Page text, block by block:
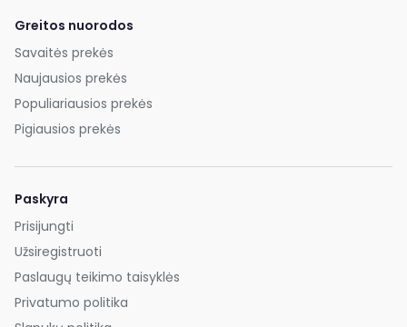
Greitos nuorodos
Savaitės prekės
Naujausios prekės
Populiariausios prekės
Pigiausios prekės
Paskyra
Prisijungti
Užsiregistruoti
Paslaugų teikimo taisyklės
Privatumo politika